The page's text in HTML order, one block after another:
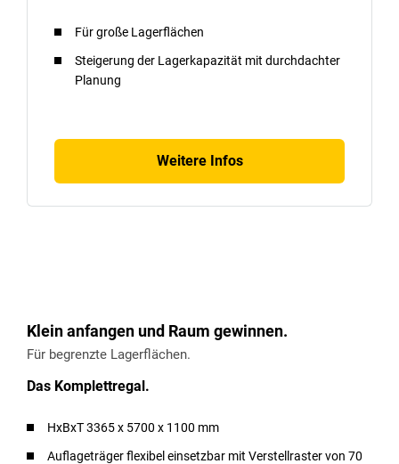
Für große Lagerflächen
Steigerung der Lagerkapazität mit durchdachter
Planung
Weitere Infos
Klein anfangen und Raum gewinnen.
Für begrenzte Lagerflächen.
Das Komplettregal.
HxBxT 3365 x 5700 x 1100 mm
Auflageträger flexibel einsetzbar mit Verstellraster von 70